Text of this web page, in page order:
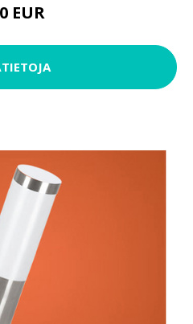
EUR